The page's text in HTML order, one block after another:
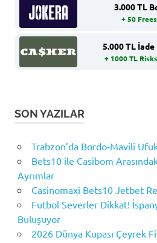
3.000 TL
+ 50
5.000 TL
+ 1000 TL
SON YAZILAR
Trabzon’da Bordo-Mavili
Bets10 ile Casibom
Ayrımlar
Casinomaxi Bets10 Jetbet
Futbol Severler Dikkat!
Buluşuyor
2026 Dünya Kupası Çeyrek